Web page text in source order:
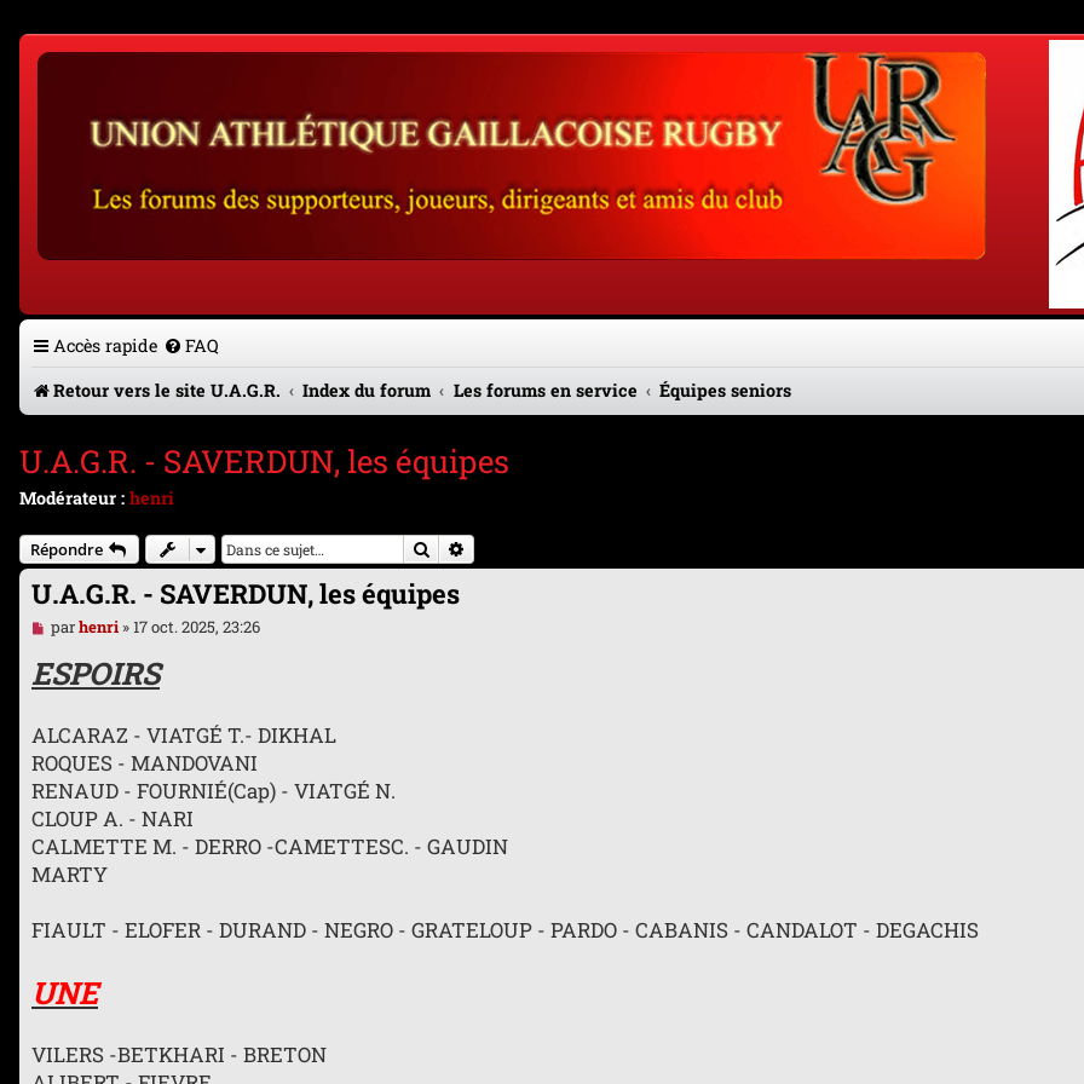
Accès rapide FAQ
Retour vers le site U.A.G.R.
Index du forum Les forums en service Équipes seniors
U.A.G.R. - SAVERDUN, les équipes
Modérateur : henri
Répondre Rechercher
U.A.G.R. - SAVERDUN, les équipes
M
e
s
s
e
n
o
n
l
u
parhenri»17 oct. 2025, 23:26
ESPOIRS
ALCARAZ - VIATGÉ T.- DIKHAL
ROQUES - MANDOVANI
RENAUD - FOURNIÉ(Cap) - VIATGÉ N.
CLOUP A. - NARI
CALMETTE M. - DERRO -CAMETTESC. - GAUDIN
MARTY
FIAULT - ELOFER - DURAND - NEGRO - GRATELOUP - PARDO - CABANIS - CANDALOT - DEGACHIS
UNE
VILERS -BETKHARI - BRETON